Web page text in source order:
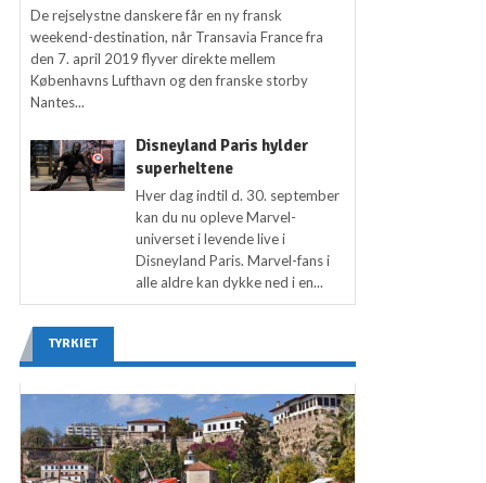
De rejselystne danskere får en ny fransk
weekend-destination, når Transavia France fra
den 7. april 2019 flyver direkte mellem
Københavns Lufthavn og den franske storby
Nantes...
Disneyland Paris hylder
superheltene
Hver dag indtil d. 30. september
kan du nu opleve Marvel-
universet i levende live i
Disneyland Paris. Marvel-fans i
alle aldre kan dykke ned i en...
TYRKIET